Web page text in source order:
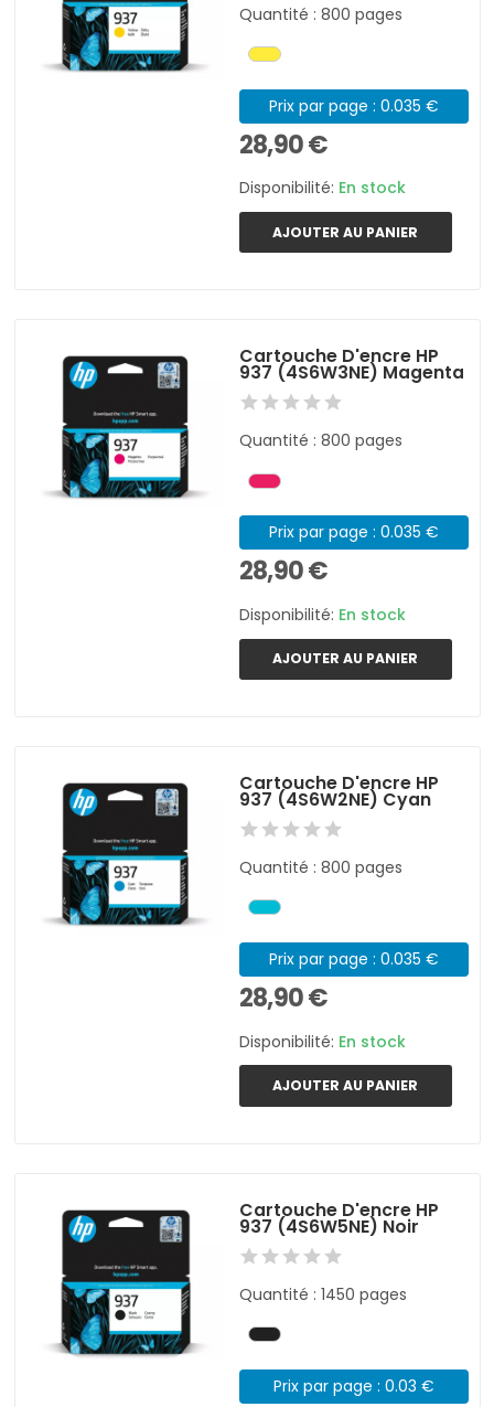
Quantité : 800 pages
Prix par page : 0.035 €
28,90 €
Disponibilité: En stock
AJOUTER AU PANIER
Cartouche D'encre HP
937 (4S6W3NE) Magenta
Quantité : 800 pages
Prix par page : 0.035 €
28,90 €
Disponibilité: En stock
AJOUTER AU PANIER
Cartouche D'encre HP
937 (4S6W2NE) Cyan
Quantité : 800 pages
Prix par page : 0.035 €
28,90 €
Disponibilité: En stock
AJOUTER AU PANIER
Cartouche D'encre HP
937 (4S6W5NE) Noir
Quantité : 1450 pages
Prix par page : 0.03 €